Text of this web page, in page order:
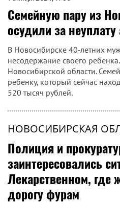
Семейную пару из
осудили за
В Новосибирске 40-летних
несодержание своего
Новосибирской области.
ребенку, который сейчас
520 тысяч рублей.
НОВОСИБИРСКАЯ
Полиция и
заинтересовались
Лекарственном, где
дорогу фурам